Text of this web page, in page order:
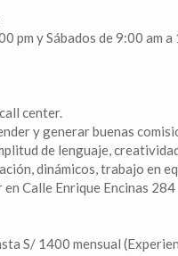
pm y Sábados de 9:00 am
center.
y generar buenas
de lenguaje,
dinámicos, trabajo en
Calle Enrique Encinas
S/ 1400 mensual